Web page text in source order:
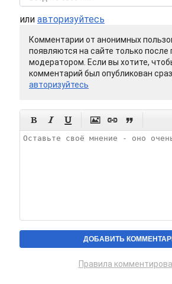
или авторизуйтесь
Комментарии от анонимных
появляются на сайте только после
модератором. Если вы хотите,
комментарий был опубликован
авторизуйтесь
     
Правила